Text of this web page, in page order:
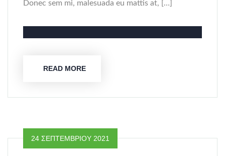
Donec sem mi, malesuada eu mattis at, […]
READ MORE
24 ΣΕΠΤΕΜΒΡΊΟΥ 2021